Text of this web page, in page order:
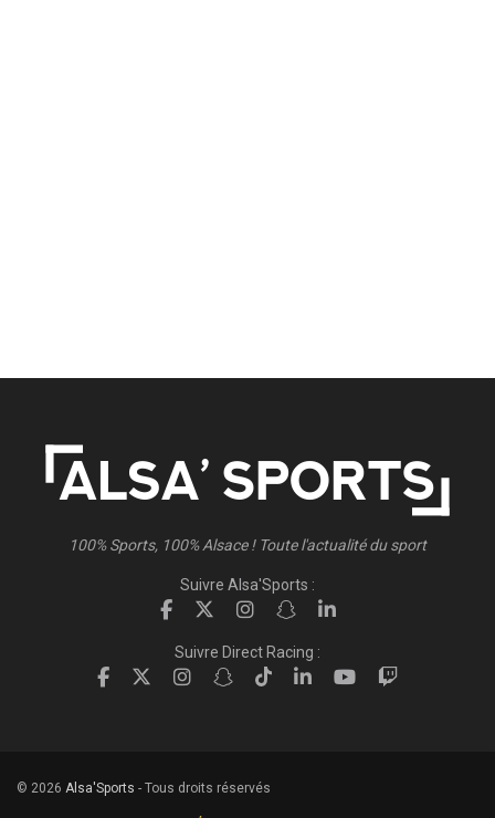
100% Sports, 100% Alsace ! Toute l'actualité du sport
Suivre Alsa'Sports :
Suivre Direct Racing :
© 2026 Alsa'Sports - Tous droits réservés